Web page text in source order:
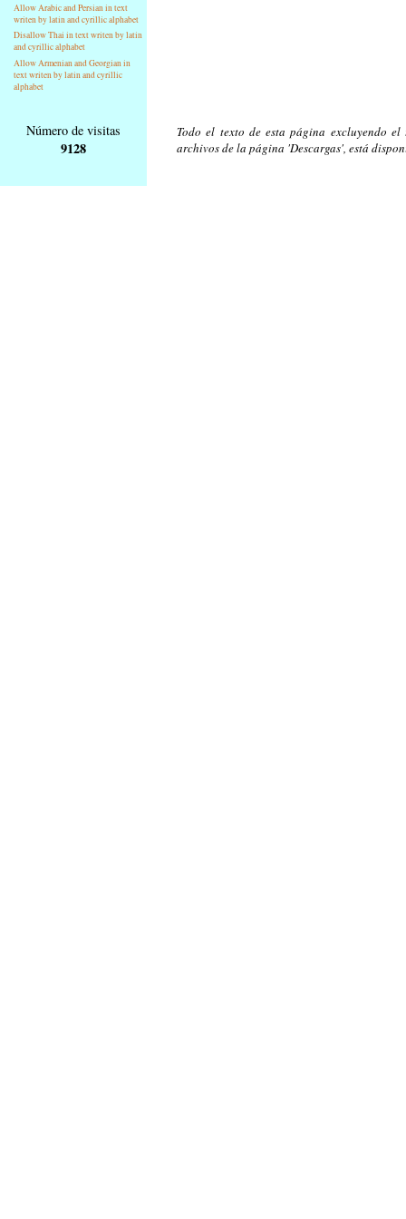
Allow Arabic and Persian in text
writen by latin and cyrillic alphabet
Disallow Thai in text writen by latin
and cyrillic alphabet
Allow Armenian and Georgian in
text writen by latin and cyrillic
alphabet
Número de visitas
9128
Todo el texto de esta página excluyendo
archivos de la página 'Descargas', está